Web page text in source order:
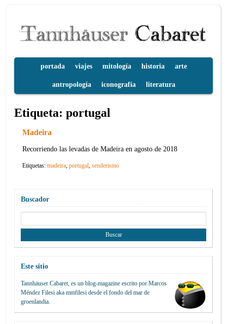
portada viajes mitología historia arte
antropología iconografía literatura
Etiqueta:portugal
Madeira
Recorriendo las levadas de Madeira en agosto de 2018
Etiquetas:madeira,portugal,senderismo
Buscador
Este sitio
Tannhäuser Cabaret, es un blog-magazine escrito porMarcos
Méndez Filesi aka mmfilesi desdeel fondo del mar de
groenlandia.